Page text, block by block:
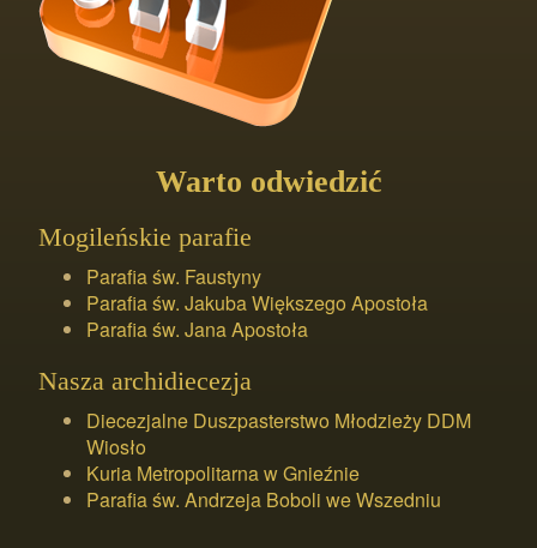
Warto odwiedzić
Mogileńskie parafie
Parafia św. Faustyny
Parafia św. Jakuba Większego Apostoła
Parafia św. Jana Apostoła
Nasza archidiecezja
Diecezjalne Duszpasterstwo Młodzieży DDM
Wiosło
Kuria Metropolitarna w Gnieźnie
Parafia św. Andrzeja Boboli we Wszedniu